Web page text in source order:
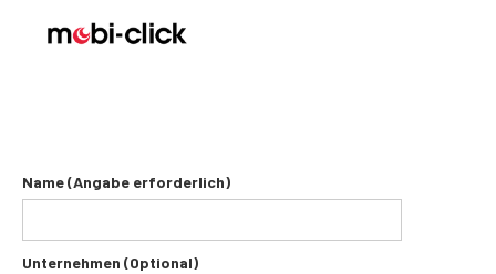
Name (Angabe erforderlich)
Unternehmen (Optional)